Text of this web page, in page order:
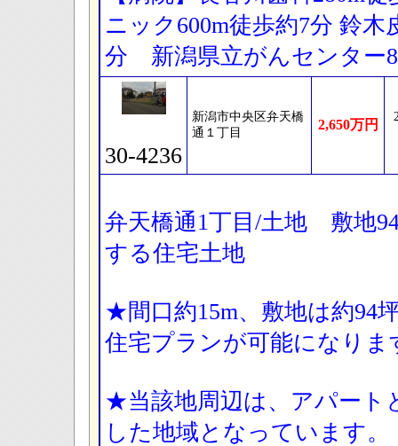
ニック600m徒歩約7分 鈴木
分 新潟県立がんセンター
30-4236
新潟市中央区弁天橋
通１丁目
2,650万円
弁天橋通1丁目/土地 敷地
する住宅土地
★間口約15m、敷地は約94
住宅プランが可能になりま
★当該地周辺は、アパート
した地域となっています。